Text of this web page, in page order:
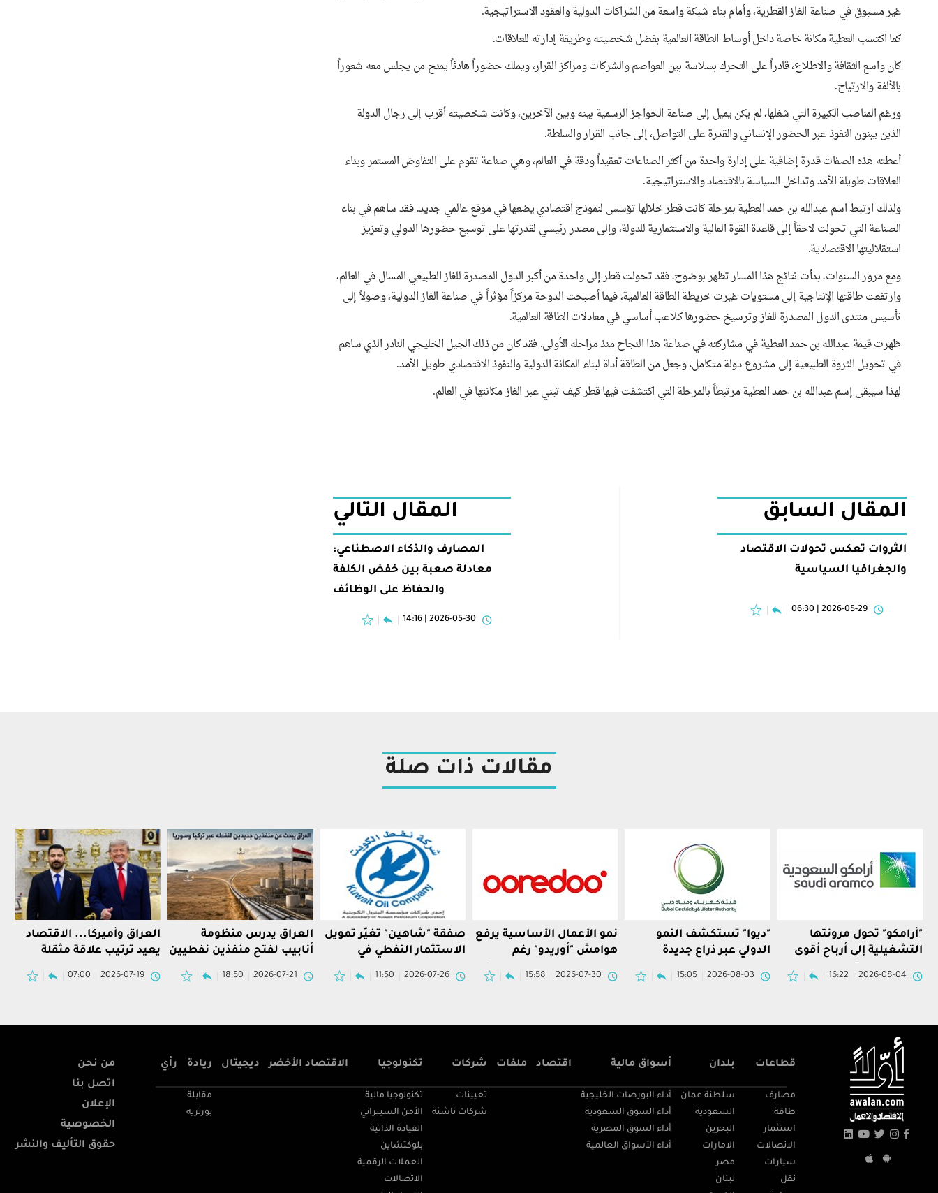
غير مسبوق في صناعة الغاز القطرية، وأمام بناء شبكة واسعة من الشراكات الدولية والعقود الاستراتيجية.
كما اكتسب العطية مكانة خاصة داخل أوساط الطاقة العالمية بفضل شخصيته وطريقة إدارته للعلاقات.
كان واسع الثقافة والاطلاع، قادراً على التحرك بسلاسة بين العواصم والشركات ومراكز القرار، ويملك حضوراً هادئاً يمنح من يجلس معه شعوراً
بالألفة والارتياح.
ورغم المناصب الكبيرة التي شغلها، لم يكن يميل إلى صناعة الحواجز الرسمية بينه وبين الآخرين، وكانت شخصيته أقرب إلى رجال الدولة
الذين يبنون النفوذ عبر الحضور الإنساني والقدرة على التواصل، إلى جانب القرار والسلطة.
أعطته هذه الصفات قدرة إضافية على إدارة واحدة من أكثر الصناعات تعقيداً ودقة في العالم، وهي صناعة تقوم على التفاوض المستمر وبناء
العلاقات طويلة الأمد وتداخل السياسة بالاقتصاد والاستراتيجية.
ولذلك ارتبط اسم عبدالله بن حمد العطية بمرحلة كانت قطر خلالها تؤسس لنموذج اقتصادي يضعها في موقع عالمي جديد. فقد ساهم في بناء
الصناعة التي تحولت لاحقاً إلى قاعدة القوة المالية والاستثمارية للدولة، وإلى مصدر رئيسي لقدرتها على توسيع حضورها الدولي وتعزيز
استقلاليتها الاقتصادية.
ومع مرور السنوات، بدأت نتائج هذا المسار تظهر بوضوح، فقد تحولت قطر إلى واحدة من أكبر الدول المصدرة للغاز الطبيعي المسال في العالم،
وارتفعت طاقتها الإنتاجية إلى مستويات غيرت خريطة الطاقة العالمية، فيما أصبحت الدوحة مركزاً مؤثراً في صناعة الغاز الدولية، وصولاً إلى
تأسيس منتدى الدول المصدرة للغاز وترسيخ حضورها كلاعب أساسي في معادلات الطاقة العالمية.
ظهرت قيمة عبدالله بن حمد العطية في مشاركته في صناعة هذا النجاح منذ مراحله الأولى. فقد كان من ذلك الجيل الخليجي النادر الذي ساهم
في تحويل الثروة الطبيعية إلى مشروع دولة متكامل، وجعل من الطاقة أداة لبناء المكانة الدولية والنفوذ الاقتصادي طويل الأمد.
لهذا سيبقى إسم عبدالله بن حمد العطية مرتبطاً بالمرحلة التي اكتشفت فيها قطر كيف تبني عبر الغاز مكانتها في العالم.
المقال السابق
الثروات تعكس تحولات الاقتصاد
والجغرافيا السياسية
2026-05-29 | 06:30
المقال التالي
المصارف والذكاء الاصطناعي:
معادلة صعبة بين خفض الكلفة
والحفاظ على الوظائف
2026-05-30 | 14:16
مقالات ذات صلة
"أرامكو" تحول مرونتها
التشغيلية إلى أرباح أقوى
2026-08-04
16:22
"ديوا" تستكشف النمو
الدولي عبر ذراع جديدة
2026-08-03
15:05
نمو الأعمال الأساسية يرفع
هوامش "أوريدو" رغم
مخصص قانوني في الجزائر
2026-07-30
15:58
صفقة "شاهين" تغيّر تمويل
الاستثمار النفطي في
2026-07-26
11:50
العراق يدرس منظومة
أنابيب لفتح منفذين نفطيين
2026-07-21
18:50
العراق وأميركا... الاقتصاد
يعيد ترتيب علاقة مثقلة
2026-07-19
07:00
من نحن
اتصل بنا
الإعلان
الخصوصية
حقوق التأليف والنشر
قطاعات
مصارف
طاقة
استثمار
الاتصالات
سيارات
نقل
بلدان
سلطنة عمان
السعودية
البحرين
الامارات
مصر
لبنان
أسواق مالية
أداء البورصات الخليجية
أداء السوق السعودية
أداء السوق المصرية
أداء الأسواق العالمية
اقتصاد ملفات شركات
تعيينات
شركات ناشئة
تكنولوجيا
تكنولوجيا مالية
الأمن السيبراني
القيادة الذاتية
بلوكتشاين
العملات الرقمية
الاتصالات
الاقتصاد الأخضر ديجيتال ريادة
مقابلة
بورتريه
رأي